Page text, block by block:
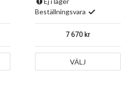
Beställningsvara
7 670
VÄLJ